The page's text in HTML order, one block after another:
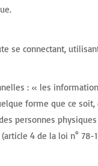
se connectant,
: « les
forme que ce
personnes
4 de la loi n° 78-